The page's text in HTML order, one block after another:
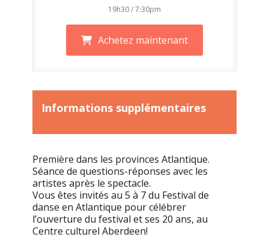
19h30 / 7:30pm
Achetez maintenant
Informations supplémentaires
Première dans les provinces Atlantique.
Séance de questions-réponses avec les
artistes après le spectacle.
Vous êtes invités au 5 à 7 du Festival de
danse en Atlantique pour célébrer
l’ouverture du festival et ses 20 ans, au
Centre culturel Aberdeen!